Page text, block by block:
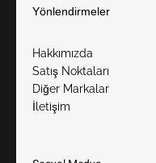
Yönlendirmeler
Hakkımızda
Satış Noktaları
Diğer Markalar
İletişim